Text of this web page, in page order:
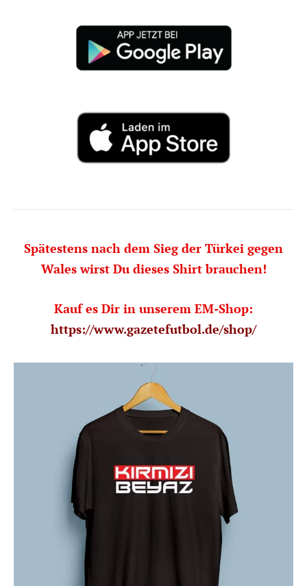
Spätestens nach dem Sieg der Türkei gegen
Wales wirst Du dieses Shirt brauchen!
Kauf es Dir in unserem EM-Shop:
https://www.gazetefutbol.de/shop/